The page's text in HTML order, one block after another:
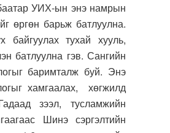
УИХ-ын энэ намрын
өргөн барьж батлуулна.
тухай хууль,
батлуулна гэв. Сангийн
баримталж буй. Энэ
хамгаалах, хөгжилд
зээл, тусламжийн
Шинэ сэргэлтийн